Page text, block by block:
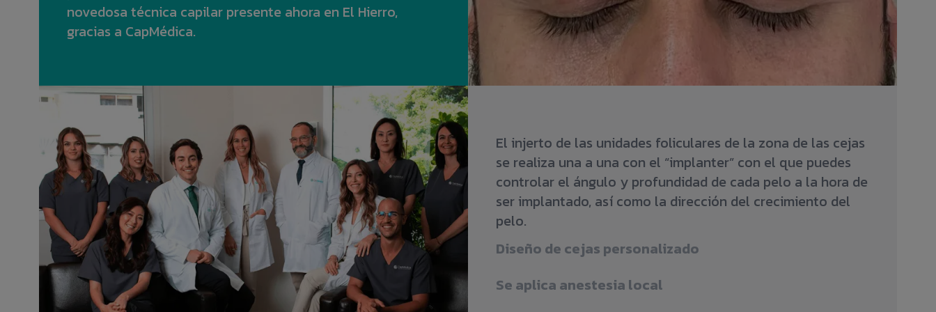
novedosa técnica capilar presente ahora en El Hierro,
gracias a CapMédica.
El injerto de las unidades foliculares de la zona de las cejas
se realiza una a una con el “implanter” con el que puedes
controlar el ángulo y profundidad de cada pelo a la hora de
ser implantado, así como la dirección del crecimiento del
pelo.
Diseño de cejas personalizado
Se aplica anestesia local